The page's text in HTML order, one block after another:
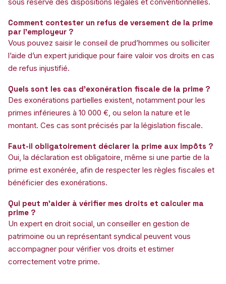
Comment contester un refus de versement de la prime
par l’employeur ?
Vous pouvez saisir le conseil de prud’hommes ou solliciter
l’aide d’un expert juridique pour faire valoir vos droits en cas
de refus injustifié.
Quels sont les cas d’exonération fiscale de la prime ?
Des exonérations partielles existent, notamment pour les
primes inférieures à 10 000 €, ou selon la nature et le
montant. Ces cas sont précisés par la législation fiscale.
Faut-il obligatoirement déclarer la prime aux impôts ?
Oui, la déclaration est obligatoire, même si une partie de la
prime est exonérée, afin de respecter les règles fiscales et
bénéficier des exonérations.
Qui peut m’aider à vérifier mes droits et calculer ma
prime ?
Un expert en droit social, un conseiller en gestion de
patrimoine ou un représentant syndical peuvent vous
accompagner pour vérifier vos droits et estimer
correctement votre prime.